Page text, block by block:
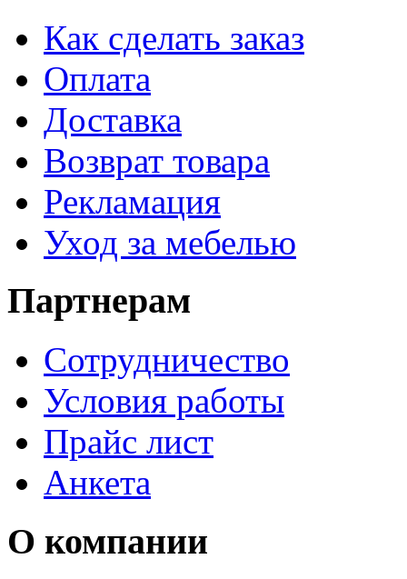
Как сделать заказ
Оплата
Доставка
Возврат товара
Рекламация
Уход за мебелью
Партнерам
Сотрудничество
Условия работы
Прайс лист
Анкета
О компании